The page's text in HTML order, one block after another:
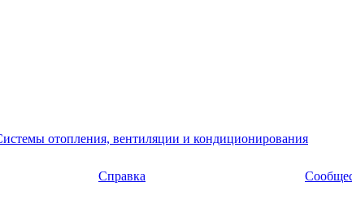
отопления, вентиляции и кондиционирования
Справка